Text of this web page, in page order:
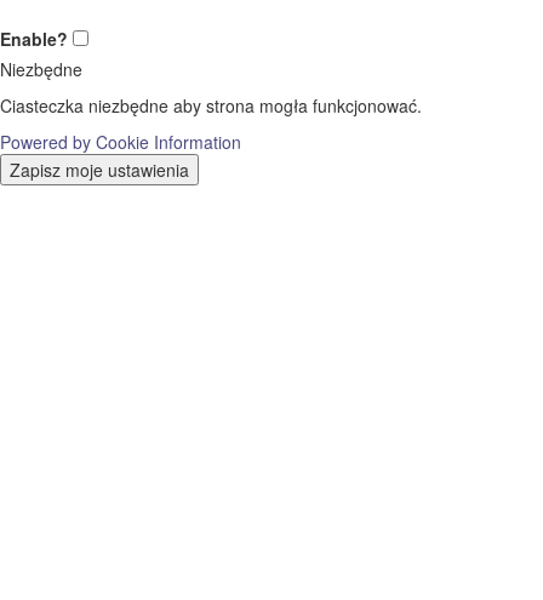
Enable?
Niezbędne
Ciasteczka niezbędne aby strona mogła funkcjonować.
Powered by Cookie Information
Zapisz moje ustawienia